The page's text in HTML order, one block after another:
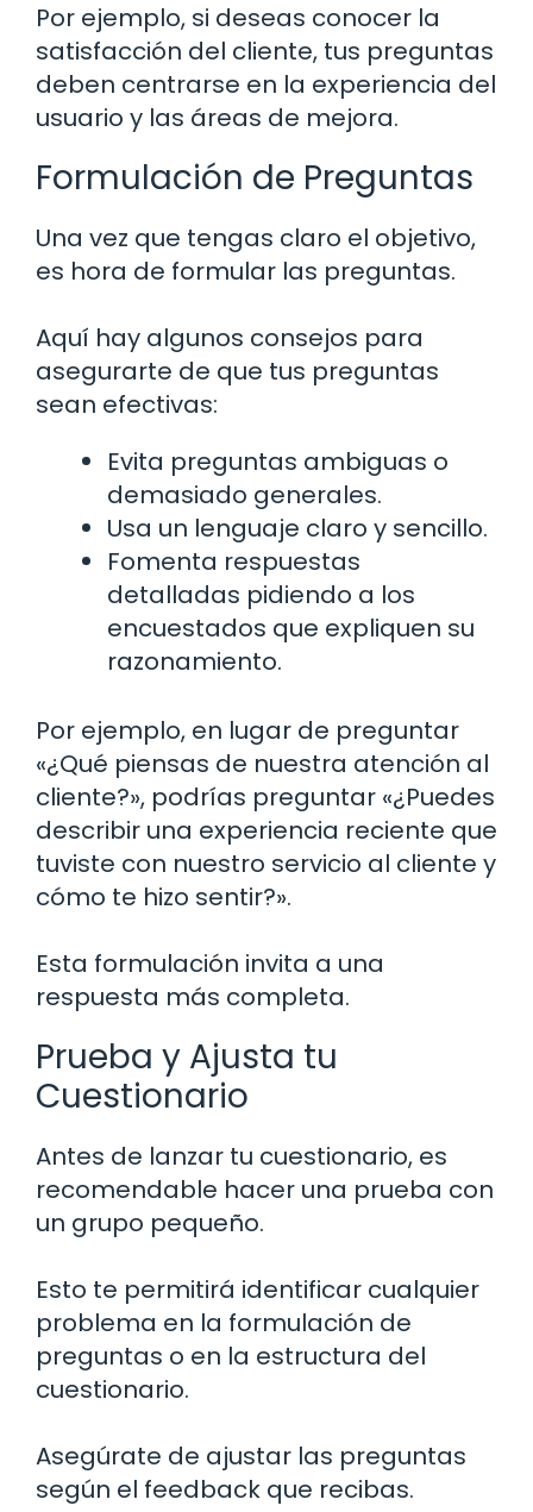
Por ejemplo, si deseas conocer la
satisfacción del cliente, tus preguntas
deben centrarse en la experiencia del
usuario y las áreas de mejora.
Formulación de Preguntas
Una vez que tengas claro el objetivo,
es hora de formular las preguntas.
Aquí hay algunos consejos para
asegurarte de que tus preguntas
sean efectivas:
Evita preguntas ambiguas o
demasiado generales.
Usa un lenguaje claro y sencillo.
Fomenta respuestas
detalladas pidiendo a los
encuestados que expliquen su
razonamiento.
Por ejemplo, en lugar de preguntar
«¿Qué piensas de nuestra atención al
cliente?», podrías preguntar «¿Puedes
describir una experiencia reciente que
tuviste con nuestro servicio al cliente y
cómo te hizo sentir?».
Esta formulación invita a una
respuesta más completa.
Prueba y Ajusta tu
Cuestionario
Antes de lanzar tu cuestionario, es
recomendable hacer una prueba con
un grupo pequeño.
Esto te permitirá identificar cualquier
problema en la formulación de
preguntas o en la estructura del
cuestionario.
Asegúrate de ajustar las preguntas
según el feedback que recibas.